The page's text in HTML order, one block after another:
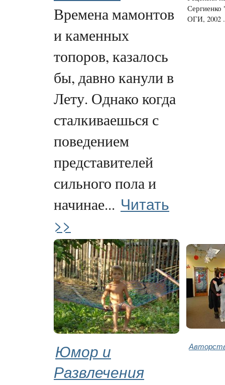
Времена мамонтов
и каменных
топоров, казалось
бы, давно канули в
Лету. Однако когда
сталкиваешься с
поведением
представителей
сильного пола и
начинае... Читать
>>
Сергиенко
ОГИ, 2002
Юмор и
Развлечения